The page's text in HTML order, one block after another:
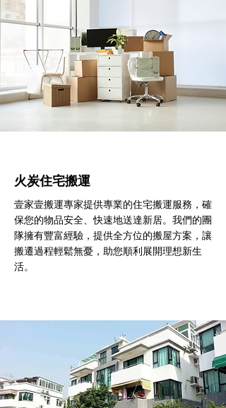
火炭住宅搬運
壹家壹搬運專家提供專業的住宅搬運服務，確
保您的物品安全、快速地送達新居。我們的團
隊擁有豐富經驗，提供全方位的搬屋方案，讓
搬遷過程輕鬆無憂，助您順利展開理想新生
活。